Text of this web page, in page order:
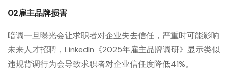
02雇主品牌损害
暗调一旦曝光会让求职者对企业失去信任，严重时可能影响
未来人才招聘，LinkedIn《2025年雇主品牌调研》显示类似
违规背调行为会导致求职者对企业信任度降低41%。